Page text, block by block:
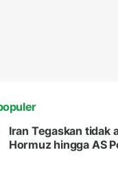
Iran Tegaskan tidak
Hormuz hingga AS